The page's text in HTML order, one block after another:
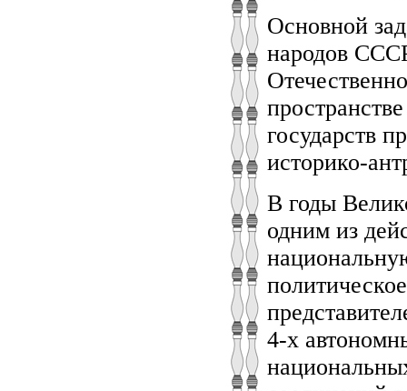
Основной
народов
государств
историко-
В годы
одним из
4-х